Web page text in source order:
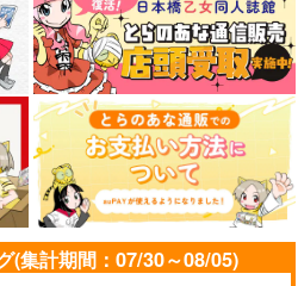
(集計期間：07/30～08/05)